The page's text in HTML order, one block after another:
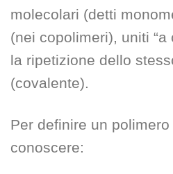
molecolari (detti
(nei copolimeri), uniti “a
la ripetizione dello
(covalente).
Per definire un
conoscere: